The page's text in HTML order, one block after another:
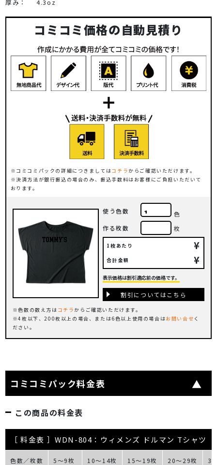
厚み：
4.3oz
コミコミ価格の自動見積り
コミコミパックの詳細につきましてはコチラからご確認いただけます。
決済方法が銀行振込の場合のみ、振込手数料はお客様にご負担いただいて
おります。
使う色数
色
作る枚数
枚
1枚あたり ¥
合計金額 ¥
色数の数え方は コチラからご確認いただけます。
4枚以下、200枚以上の場合、または6色以上使用の場合はお問い合せ く
ださい。
表示価格は割引適応前の価格です。
割引についてはこちら
コミコミパック料金表
この商品の料金表
［ 料金表 ］WDN-804：ウィメンズ ドルマン Tシャツ
色数／枚数 5～9枚 10～14枚 15～19枚 20～29枚